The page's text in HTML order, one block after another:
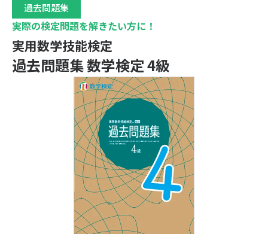
過去問題集
実際の検定問題を解きたい方に！
実用数学技能検定
過去問題集 数学検定 4級